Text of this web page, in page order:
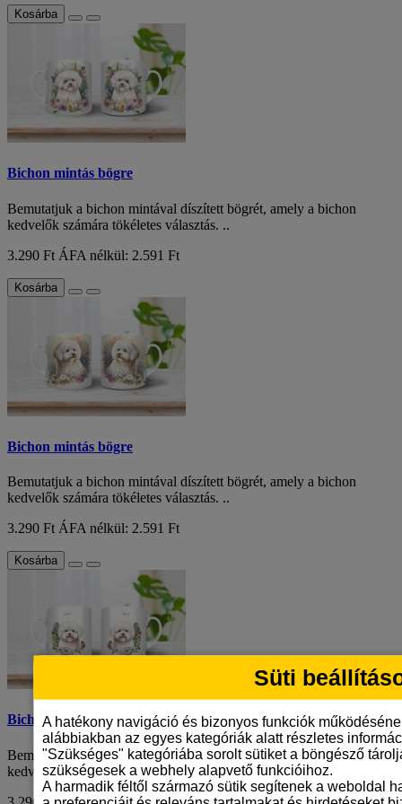
Kosárba
Bichon mintás bögre
Bemutatjuk a bichon mintával díszített bögrét, amely a bichon
kedvelők számára tökéletes választás. ..
3.290 Ft ÁFA nélkül: 2.591 Ft
Kosárba
Bichon mintás bögre
Bemutatjuk a bichon mintával díszített bögrét, amely a bichon
kedvelők számára tökéletes választás. ..
3.290 Ft ÁFA nélkül: 2.591 Ft
Kosárba
Bichon mintás bögre
Bemutatjuk a bichon mintával díszített bögrét, amely a bichon
kedvelők számára tökéletes választás. ..
Süti
A hatékony navigáció és bizonyos funkciók
alábbiakban az egyes kategóriák alatt részletes
"Szükséges" kategóriába sorolt sütiket a böngésző
szükségesek a webhely alapvető funkcióihoz.
A harmadik féltől származó sütik segítenek a weboldal